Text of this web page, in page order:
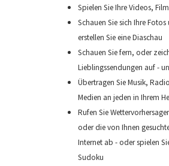
Spielen Sie Ihre Videos,
Schauen Sie sich Ihre
erstellen Sie eine Diaschau
Schauen Sie fern, oder
Lieblingssendungen auf -
Übertragen Sie Musik,
Medien an jeden in Ihrem
Rufen Sie
oder die von Ihnen
Internet ab - oder spielen
Sudoku